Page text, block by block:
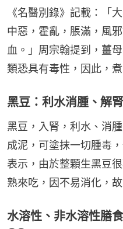
《名醫別錄》記載：「
中惡，霍亂，脹滿，風
血。」周宗翰提到，薑
類恐具有毒性，因此，
黑豆：利水消腫、解
黑豆，入腎，利水、消
成泥，可塗抹一切腫毒
表示，由於整顆生黑豆
熟來吃，因不易消化，
水溶性、非水溶性膳